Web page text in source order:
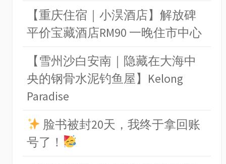
【重庆住宿｜小淏酒店】解放碑
平价宝藏酒店RM90 一晚住市中心
【雪州沙白安南｜隐藏在大海中
央的钢骨水泥钓鱼屋】Kelong
Paradise
脸书被封20天，我终于拿回账
号了！